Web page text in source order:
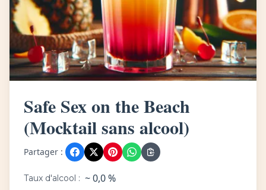
Safe Sex on the Beach
(Mocktail sans alcool)
Partager :
Taux d'alcool : ~ 0,0 %